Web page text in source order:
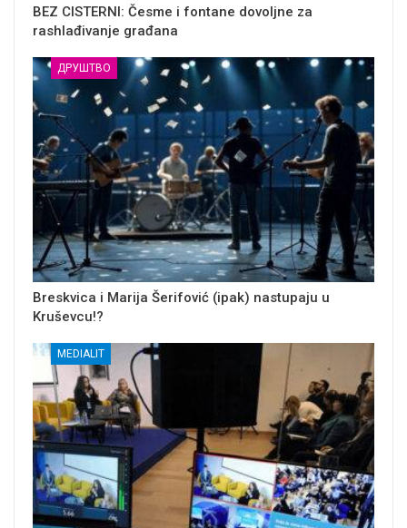
BEZ CISTERNI: Česme i fontane dovoljne za
rashlađivanje građana
ДРУШТВО
Breskvica i Marija Šerifović (ipak) nastupaju u
Kruševcu!?
MEDIALIT